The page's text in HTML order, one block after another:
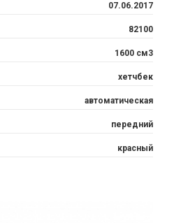
07.06.2017
82100
1600 см3
хетчбек
автоматическая
передний
красный